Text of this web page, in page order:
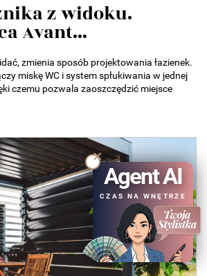
z widoku.
Avant...
zmienia sposób projektowania łazienek.
miskę WC i system spłukiwania w jednej
czemu pozwala zaoszczędzić miejsce
Agent AI
CZAS NA WNĘTRZE